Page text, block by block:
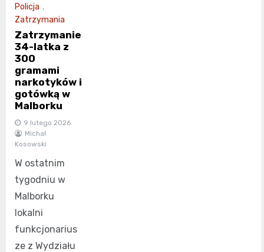
Policja ,
Zatrzymania
Zatrzymanie
34-latka z
300
gramami
narkotyków i
gotówką w
Malborku
9 lutego 2026
Michał
Kosowski
W ostatnim
tygodniu w
Malborku
lokalni
funkcjonarius
ze z Wydziału